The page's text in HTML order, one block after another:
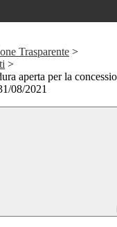
Trasparente >
>
aperta per la
08/2021